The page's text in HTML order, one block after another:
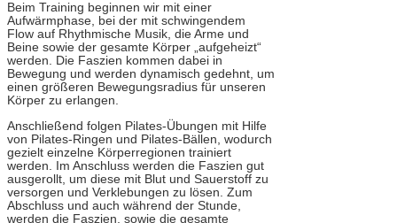
Beim Training beginnen wir mit einer
Aufwärmphase, bei der mit schwingendem
Flow auf Rhythmische Musik, die Arme und
Beine sowie der gesamte Körper „aufgeheizt“
werden. Die Faszien kommen dabei in
Bewegung und werden dynamisch gedehnt, um
einen größeren Bewegungsradius für unseren
Körper zu erlangen.
Anschließend folgen Pilates-Übungen mit Hilfe
von Pilates-Ringen und Pilates-Bällen, wodurch
gezielt einzelne Körperregionen trainiert
werden. Im Anschluss werden die Faszien gut
ausgerollt, um diese mit Blut und Sauerstoff zu
versorgen und Verklebungen zu lösen. Zum
Abschluss und auch während der Stunde,
werden die Faszien, sowie die gesamte